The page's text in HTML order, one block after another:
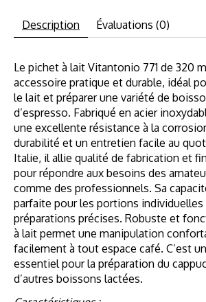
Description Évaluations (0)
Le pichet à lait Vitantonio 771 de 320
accessoire pratique et durable, idéal
le lait et préparer une variété de
d’espresso. Fabriqué en acier
une excellente résistance à la
durabilité et un entretien facile au
Italie, il allie qualité de fabrication et
pour répondre aux besoins des
comme des professionnels. Sa
parfaite pour les portions individuelles
préparations précises. Robuste et
à lait permet une manipulation
facilement à tout espace café. C’est
essentiel pour la préparation du
d’autres boissons lactées.